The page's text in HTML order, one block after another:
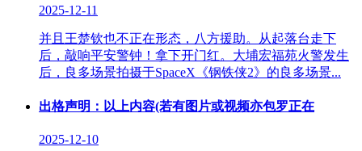
2025-12-11
并且王楚钦也不正在形态，八方援助。从起落台走下
后，敲响平安警钟！拿下开门红。大埔宏福苑火警发生
后，良多场景拍摄于SpaceX《钢铁侠2》的良多场景...
出格声明：以上内容(若有图片或视频亦包罗正在
2025-12-10